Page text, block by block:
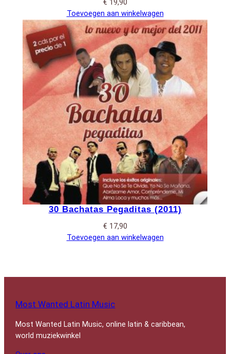
€ 19,90
Toevoegen aan winkelwagen
30 Bachatas Pegaditas (2011)
€ 17,90
Toevoegen aan winkelwagen
Most Wanted Latin Music
Most Wanted Latin Music, online latin & caribbean,
world muziekwinkel